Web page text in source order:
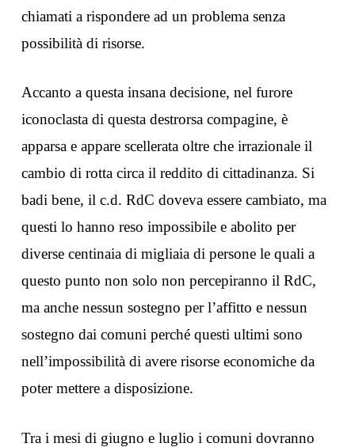
chiamati a rispondere ad un problema senza
possibilità di risorse.
Accanto a questa insana decisione, nel furore
iconoclasta di questa destrorsa compagine, è
apparsa e appare scellerata oltre che irrazionale il
cambio di rotta circa il reddito di cittadinanza. Si
badi bene, il c.d. RdC doveva essere cambiato, ma
questi lo hanno reso impossibile e abolito per
diverse centinaia di migliaia di persone le quali a
questo punto non solo non percepiranno il RdC,
ma anche nessun sostegno per l’affitto e nessun
sostegno dai comuni perché questi ultimi sono
nell’impossibilità di avere risorse economiche da
poter mettere a disposizione.
Tra i mesi di giugno e luglio i comuni dovranno